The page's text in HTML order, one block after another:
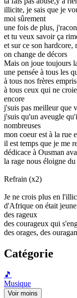
illicite, je sais que je
moi sûrement
une fois de plus,
et tu veux savoir ça
et sur ce son hardcore,
on change de décors
Mais on joue toujours
une pensée à tous les
à tous nos frères
à tous ceux qui ne
encore
j'suis pas meilleur que
j'suis qu'un aveugle
nombreuses
mon coeur est à la rue
il est temps que je me
dédicace à Ousman
la rage nous éloigne
Refrain (x2)
Je ne crois plus en
d'Afrique on était
des rageux
des courageux qui
des orages, des
Catégorie
🎵
Musique
Voir moins